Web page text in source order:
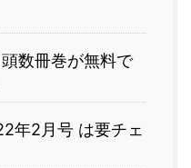
数冊巻が無料で
年2月号 は要チェ